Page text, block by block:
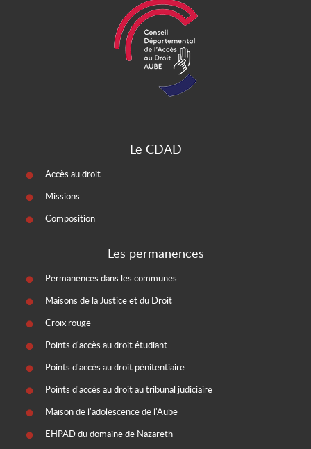
Le CDAD
Accès au droit
Missions
Composition
Les permanences
Permanences dans les communes
Maisons de la Justice et du Droit
Croix rouge
Points d'accès au droit étudiant
Points d'accès au droit pénitentiaire
Points d'accès au droit au tribunal judiciaire
Maison de l'adolescence de l'Aube
EHPAD du domaine de Nazareth